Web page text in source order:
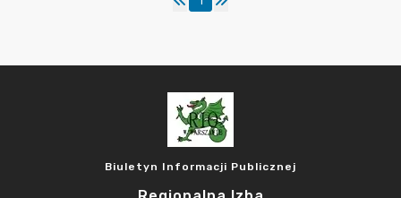
Biuletyn Informacji Publicznej